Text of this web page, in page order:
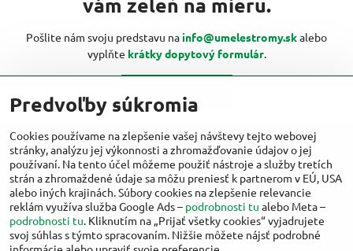
Pošlite nám svoju predstavu na info@umelestromy.skalebo
vyplňte krátky dopytový formulár.
Viac inšpirácií od umelestromy.sk nájdete
aj na:
Facebook Instagram
Predvoľby súkromia
Cookies používame na zlepšenie vašej návštevy tejto webovej
stránky, analýzu jej výkonnosti a zhromažďovanie údajov o jej
používaní. Na tento účel môžeme použiť nástroje a služby tretích
strán a zhromaždené údaje sa môžu preniesť k partnerom v EÚ, USA
alebo iných krajinách. Súbory cookies na zlepšenie relevancie
reklám využíva služba Google Ads – podrobnosti tu alebo Meta –
podrobnosti tu. Kliknutím na „Prijať všetky cookies“ vyjadrujete
svoj súhlas s týmto spracovaním. Nižšie môžete nájsť podrobné